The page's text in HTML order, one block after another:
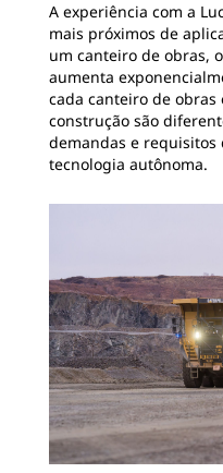
A experiência com a
mais próximos de
um canteiro de obras,
aumenta
cada canteiro de
construção são
demandas e requisitos
tecnologia autônoma.